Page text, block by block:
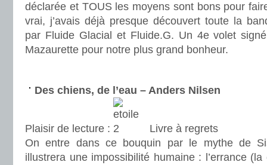
déclarée et TOUS les moyens sont bons pour
vrai, j’avais déjà presque découvert toute la
par Fluide Glacial et Fluide.G. Un 4e volet
Mazaurette pour notre plus grand bonheur.
Des chiens, de l’eau – Anders Nilsen
Plaisir de lecture :
Livre à regrets
On entre dans ce bouquin par le mythe de
illustrera une impossibilité humaine : l’errance (la